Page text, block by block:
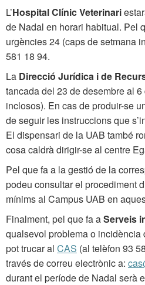
L’Hospital Clínic Veterinari
de Nadal en horari habitual. Pel
urgències 24 (caps de setmana
581 18 94.
La Direcció Jurídica i de
tancada del 23 de desembre al
inclosos). En cas de produir-se
de seguir les instruccions que
El dispensari de la UAB també
cosa caldrà dirigir-se al centre
Pel que fa a la gestió de la
podeu consultar el procediment
mínims al Campus UAB en
Finalment, pel que fa aServeis
qualsevol problema o incidència
pot trucar al CAS (al telèfon 93
través de correu electrònic a:
durant el període de Nadal serà